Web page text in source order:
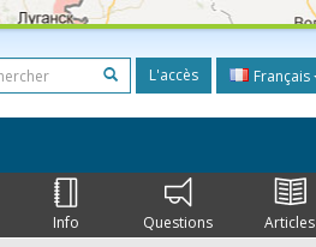
L'accès Français
Info Questions Articles